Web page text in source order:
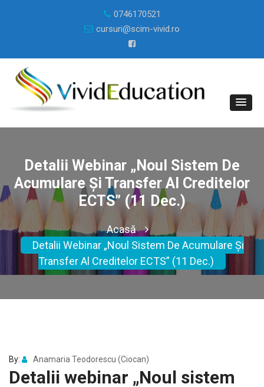
0746170521
cursuri@scim-vivid.ro
Detalii Webinar „Noul Sistem De
Acumulare Și Transfer Al Creditelor
ECTS” (11 Dec.)
Acasă
Detalii Webinar „Noul Sistem De Acumulare Și
Transfer Al Creditelor ECTS” (11 Dec.)
By: Anamaria Teodorescu (Ciocan)
Detalii webinar „Noul sistem